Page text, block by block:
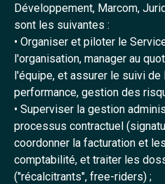
Développement, Marcom,
sont les suivantes :
• Organiser et piloter le
l'organisation, manager au
l'équipe, et assurer le suivi
performance, gestion des
• Superviser la gestion
processus contractuel
coordonner la facturation et
comptabilité, et traiter les
("récalcitrants", free-riders) ;